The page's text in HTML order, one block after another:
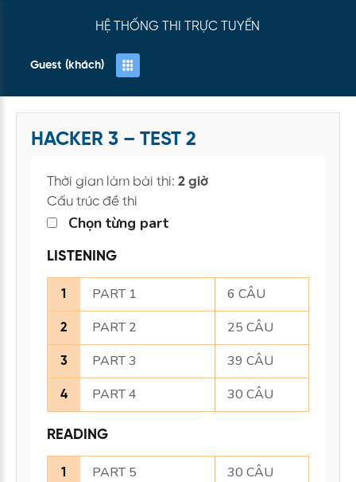
HỆ THỐNG THI TRỰC TUYẾN
Guest (khách)
HACKER 3 – TEST 2
Thời gian làm bài thi: 2 giờ
Cấu trúc đề thi
Chọn từng part
LISTENING
1 PART 1 6 CÂU
2 PART 2 25 CÂU
3 PART 3 39 CÂU
4 PART 4 30 CÂU
READING
1 PART 5 30 CÂU